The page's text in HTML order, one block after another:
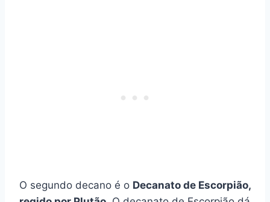
O segundo decano é o Decanato de Escorpião,